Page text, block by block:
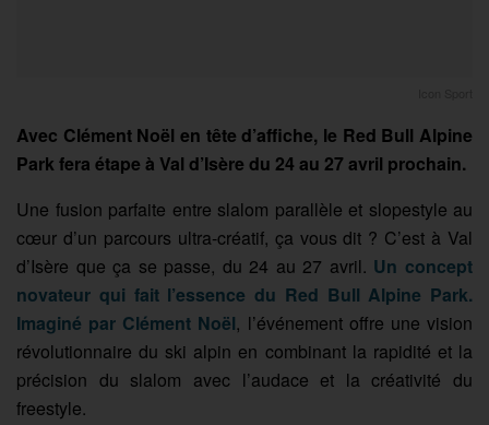
Avec Clément Noël en tête d’affiche, le Red Bull Alpine
Park fera étape à Val d’Isère du 24 au 27 avril prochain.
Une fusion parfaite entre slalom parallèle et slopestyle au
cœur d’un parcours ultra-créatif, ça vous dit ? C’est à Val
d’Isère que ça se passe, du 24 au 27 avril. Un concept
novateur qui fait l’essence du Red Bull Alpine Park.
Imaginé par Clément Noël, l’événement offre une vision
révolutionnaire du ski alpin en combinant la rapidité et la
précision du slalom avec l’audace et la créativité du
freestyle.